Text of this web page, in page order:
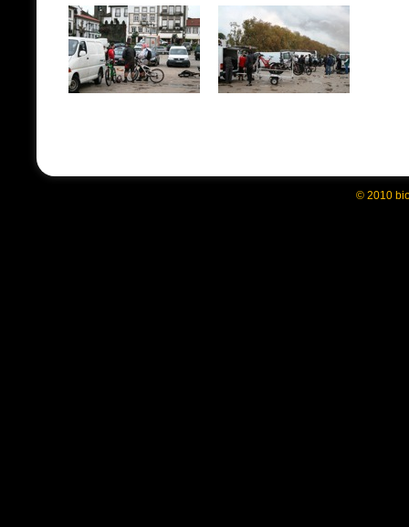
© 2010